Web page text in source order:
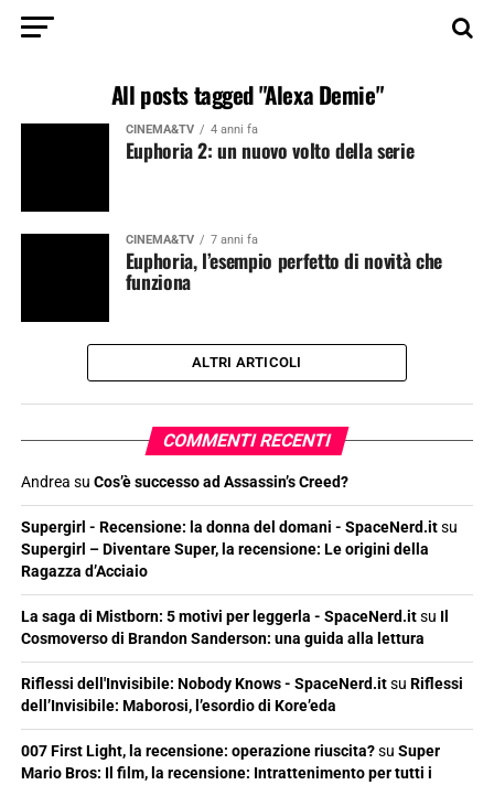
All posts tagged "Alexa Demie"
CINEMA&TV 4 anni fa
Euphoria 2: un nuovo volto della serie
CINEMA&TV 7 anni fa
Euphoria, l’esempio perfetto di novità che
funziona
ALTRI ARTICOLI
COMMENTI RECENTI
Andrea su Cos’è successo ad Assassin’s Creed?
Supergirl - Recensione: la donna del domani - SpaceNerd.itsu
Supergirl – Diventare Super, la recensione: Le origini della
Ragazza d’Acciaio
La saga di Mistborn: 5 motivi per leggerla - SpaceNerd.itsu Il
Cosmoverso di Brandon Sanderson: una guida alla lettura
Riflessi dell'Invisibile: Nobody Knows - SpaceNerd.itsu Riflessi
dell’Invisibile: Maborosi, l’esordio di Kore’eda
007 First Light, la recensione: operazione riuscita?su Super
Mario Bros: Il film, la recensione: Intrattenimento per tutti i